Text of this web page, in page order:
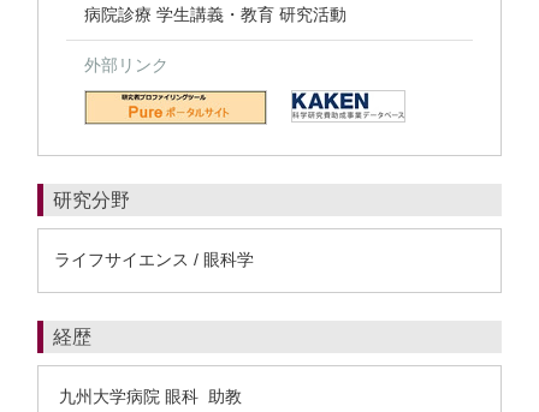
病院診療 学生講義・教育 研究活動
外部リンク
研究分野
ライフサイエンス / 眼科学
経歴
九州大学病院 眼科 助教